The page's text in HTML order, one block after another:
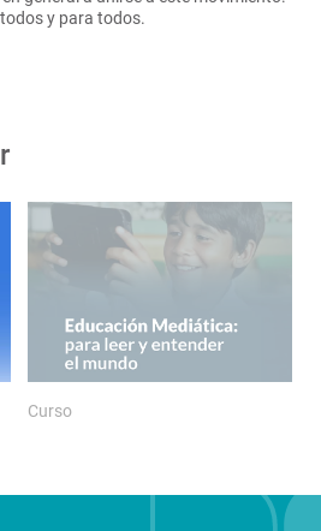
y para todos.
Curso